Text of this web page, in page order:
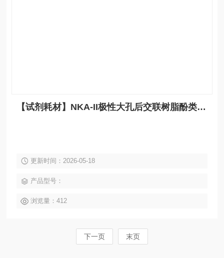
【试剂耗材】NKA-II极性大孔后交联树脂酚类、有机物去除食品袋装
更新时间：2026-05-18
产品型号：
浏览量：412
下一页 末页